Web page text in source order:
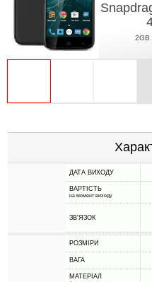
2GB
ДАТА ВИХОДУ
ВАРТІСТЬ
на момент виходу
ЗВ'ЯЗОК
РОЗМІРИ
ВАГА
МАТЕРІАЛ